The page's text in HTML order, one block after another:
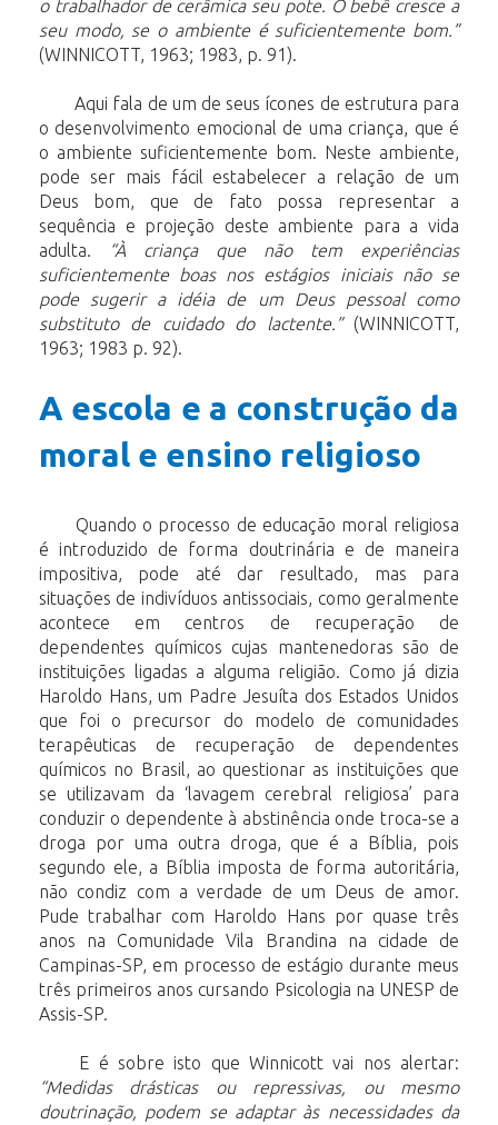
o trabalhador de cerâmica seu pote. O bebê cresce a
seu modo, se o ambiente é suficientemente bom.”
(WINNICOTT, 1963; 1983, p. 91).
Aqui fala de um de seus ícones de estrutura para
o desenvolvimento emocional de uma criança, que é
o ambiente suficientemente bom. Neste ambiente,
pode ser mais fácil estabelecer a relação de um
Deus bom, que de fato possa representar a
sequência e projeção deste ambiente para a vida
adulta.
“À criança que não tem
experiências
suficientemente boas nos estágios iniciais não se
pode sugerir a idéia de um Deus pessoal como
substituto de cuidado do lactente.”(WINNICOTT,
1963; 1983 p. 92).
A escola e a construção da
moral e ensino religioso
Quando o processo de educação moral religiosa
é introduzido de forma doutrinária e de maneira
impositiva, pode até dar resultado, mas para
situações de indivíduos antissociais, como geralmente
acontece em centros de recuperação de
dependentes químicos cujas mantenedoras são de
instituições ligadas a alguma religião. Como já dizia
Haroldo Hans, um Padre Jesuíta dos Estados Unidos
que foi o precursor do modelo de comunidades
terapêuticas de recuperação de dependentes
químicos no Brasil, ao questionar as instituições que
se utilizavam da ‘lavagem cerebral religiosa’ para
conduzir o dependente à abstinência onde troca-se a
droga por uma outra droga, que é a Bíblia, pois
segundo ele, a Bíblia imposta de forma autoritária,
não condiz com a verdade de um Deus de amor.
Pude trabalhar com Haroldo Hans por quase três
anos na Comunidade Vila Brandina na cidade de
Campinas-SP, em processo de estágio durante meus
três primeiros anos cursando Psicologia na UNESP de
Assis-SP.
E é sobre isto que Winnicott vai nos alertar:
“Medidas drásticas ou repressivas, ou mesmo
doutrinação, podem se adaptar às necessidades da